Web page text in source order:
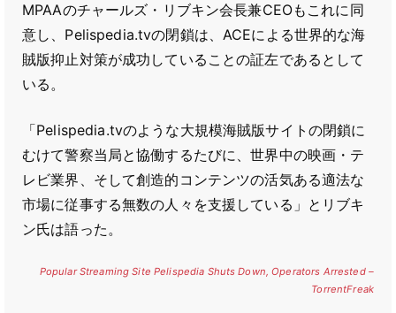
MPAAのチャールズ・リブキン会長兼CEOもこれに同
意し、Pelispedia.tvの閉鎖は、ACEによる世界的な海
賊版抑止対策が成功していることの証左であるとして
いる。
「Pelispedia.tvのような大規模海賊版サイトの閉鎖に
むけて警察当局と協働するたびに、世界中の映画・テ
レビ業界、そして創造的コンテンツの活気ある適法な
市場に従事する無数の人々を支援している」とリブキ
ン氏は語った。
Popular Streaming Site Pelispedia Shuts Down, Operators Arrested –
TorrentFreak